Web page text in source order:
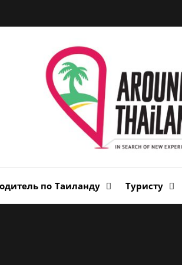
по Таиланду Туристу